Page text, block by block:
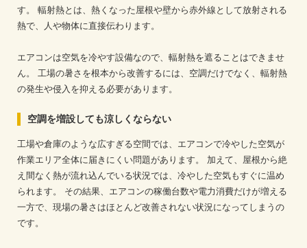
す。
輻射熱とは、熱くなった屋根や壁から赤外線として放射される
熱で、人や物体に直接伝わります。
エアコンは空気を冷やす設備なので、輻射熱を遮ることはできませ
ん。
工場の暑さを根本から改善するには、空調だけでなく、輻射熱
の発生や侵入を抑える必要があります。
空調を増設しても涼しくならない
工場や倉庫のような広すぎる空間では、エアコンで冷やした空気が
作業エリア全体に届きにくい問題があります。
加えて、屋根から絶
え間なく熱が流れ込んでいる状況では、冷やした空気もすぐに温め
られます。
その結果、エアコンの稼働台数や電力消費だけが増える
一方で、現場の暑さはほとんど改善されない状況になってしまうの
です。